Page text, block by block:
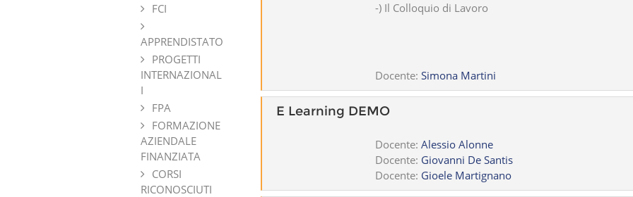
-) Il Colloquio di Lavoro
Docente:Simona Martini
E Learning DEMO
Docente:Alessio Alonne
Docente: Giovanni De Santis
Docente: Gioele Martignano
FCI
APPRENDISTATO
PROGETTI
INTERNAZIONAL
I
FPA
FORMAZIONE
AZIENDALE
FINANZIATA
CORSI
RICONOSCIUTI